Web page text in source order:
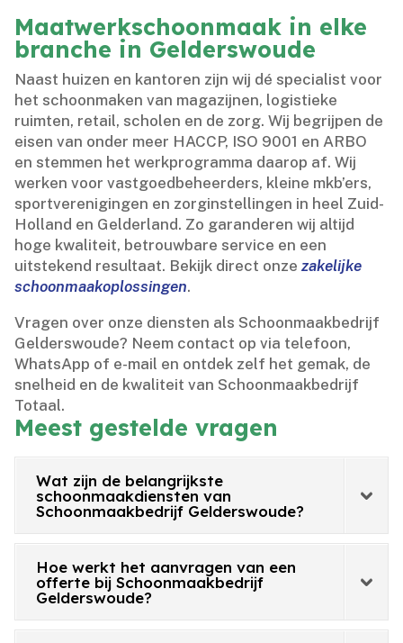
Maatwerkschoonmaak in elke
branche in Gelderswoude
Naast huizen en kantoren zijn wij dé specialist voor
het schoonmaken van magazijnen, logistieke
ruimten, retail, scholen en de zorg.​ Wij begrijpen de
eisen van onder meer HACCP, ISO 9001 en ARBO
en stemmen het werkprogramma daarop af.​ Wij
werken voor vastgoedbeheerders, kleine mkb’ers,
sportverenigingen en zorginstellingen in heel Zuid-
Holland en Gelderland.​ Zo garanderen wij altijd
hoge kwaliteit, betrouwbare service en een
uitstekend resultaat.​ Bekijk direct onzezakelijke
schoonmaakoplossingen.​
Vragen over onze diensten als Schoonmaakbedrijf
Gelderswoude? Neem contact op via telefoon,
WhatsApp of e-mail en ontdek zelf het gemak, de
snelheid en de kwaliteit van Schoonmaakbedrijf
Totaal.​
Meest gestelde vragen
Wat zijn de belangrijkste
schoonmaakdiensten van
Schoonmaakbedrijf Gelderswoude?
Hoe werkt het aanvragen van een
offerte bij Schoonmaakbedrijf
Gelderswoude?